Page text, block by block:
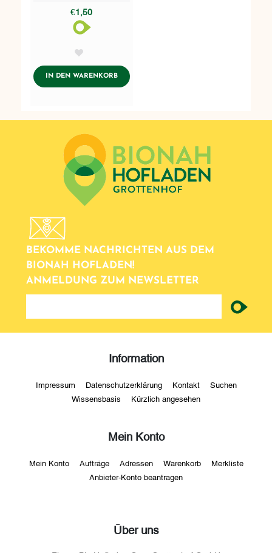
€1,50
IN DEN WARENKORBADDTOCART
BEKOMME NACHRICHTEN AUS DEM
BIONAH HOFLADEN!
ANMELDUNG ZUM NEWSLETTER
newsletter
Information
Impressum Datenschutzerklärung Kontakt Suchen
Wissensbasis Kürzlich angesehen
Mein Konto
Mein Konto Aufträge Adressen Warenkorb Merkliste
Anbieter-Konto beantragen
Über uns